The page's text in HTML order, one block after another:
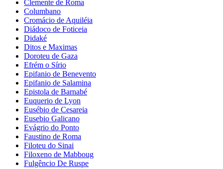
Clemente de Roma
Columbano
Cromácio de Aquiléia
Diádoco de Foticeia
Didaké
Ditos e Maximas
Doroteu de Gaza
Efrém o Sírio
Epifanio de Benevento
Epifanio de Salamina
Epistola de Barnabé
Euquerio de Lyon
Eusébio de Cesareia
Eusebio Galicano
Evágrio do Ponto
Faustino de Roma
Filoteu do Sinai
Filoxeno de Mabboug
Fulgêncio De Ruspe